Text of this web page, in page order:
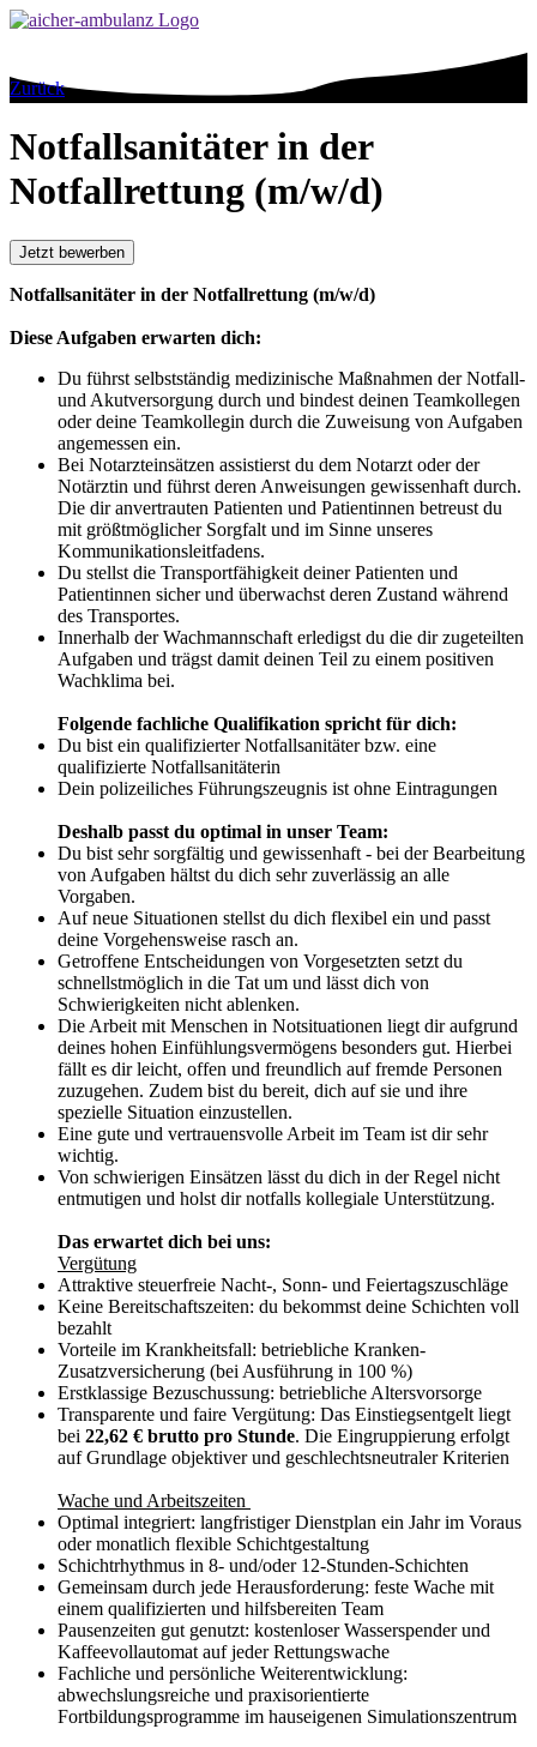
Zurück
Notfallsanitäter in der
Notfallrettung (m/w/d)
Jetzt bewerben
Notfallsanitäter in der Notfallrettung (m/w/d)
Diese Aufgaben erwarten dich:
Du führst selbstständig medizinische Maßnahmen der Notfall-
und Akutversorgung durch und bindest deinen Teamkollegen
oder deine Teamkollegin durch die Zuweisung von Aufgaben
angemessen ein.
Bei Notarzteinsätzen assistierst du dem Notarzt oder der
Notärztin und führst deren Anweisungen gewissenhaft durch.
Die dir anvertrauten Patienten und Patientinnen betreust du
mit größtmöglicher Sorgfalt und im Sinne unseres
Kommunikationsleitfadens.
Du stellst die Transportfähigkeit deiner Patienten und
Patientinnen sicher und überwachst deren Zustand während
des Transportes.
Innerhalb der Wachmannschaft erledigst du die dir zugeteilten
Aufgaben und trägst damit deinen Teil zu einem positiven
Wachklima bei.
Folgende fachliche Qualifikation spricht für dich:
Du bist ein qualifizierter Notfallsanitäter bzw. eine
qualifizierte Notfallsanitäterin
Dein polizeiliches Führungszeugnis ist ohne Eintragungen
Deshalb passt du optimal in unser Team:
Du bist sehr sorgfältig und gewissenhaft - bei der Bearbeitung
von Aufgaben hältst du dich sehr zuverlässig an alle
Vorgaben.
Auf neue Situationen stellst du dich flexibel ein und passt
deine Vorgehensweise rasch an.
Getroffene Entscheidungen von Vorgesetzten setzt du
schnellstmöglich in die Tat um und lässt dich von
Schwierigkeiten nicht ablenken.
Die Arbeit mit Menschen in Notsituationen liegt dir aufgrund
deines hohen Einfühlungsvermögens besonders gut. Hierbei
fällt es dir leicht, offen und freundlich auf fremde Personen
zuzugehen. Zudem bist du bereit, dich auf sie und ihre
spezielle Situation einzustellen.
Eine gute und vertrauensvolle Arbeit im Team ist dir sehr
wichtig.
Von schwierigen Einsätzen lässt du dich in der Regel nicht
entmutigen und holst dir notfalls kollegiale Unterstützung.
Das erwartet dich bei uns:
Vergütung
Attraktive steuerfreie Nacht-, Sonn- und Feiertagszuschläge
Keine Bereitschaftszeiten: du bekommst deine Schichten voll
bezahlt
Vorteile im Krankheitsfall: betriebliche Kranken-
Zusatzversicherung (bei Ausführung in 100 %)
Erstklassige Bezuschussung: betriebliche Altersvorsorge
Transparente und faire Vergütung: Das Einstiegsentgelt liegt
bei 22,62 € brutto pro Stunde. Die Eingruppierung erfolgt
auf Grundlage objektiver und geschlechtsneutraler Kriterien
Wache und Arbeitszeiten
Optimal integriert: langfristiger Dienstplan ein Jahr im Voraus
oder monatlich flexible Schichtgestaltung
Schichtrhythmus in 8- und/oder 12-Stunden-Schichten
Gemeinsam durch jede Herausforderung: feste Wache mit
einem qualifizierten und hilfsbereiten Team
Pausenzeiten gut genutzt: kostenloser Wasserspender und
Kaffeevollautomat auf jeder Rettungswache
Fachliche und persönliche Weiterentwicklung:
abwechslungsreiche und praxisorientierte
Fortbildungsprogramme im hauseigenen Simulationszentrum